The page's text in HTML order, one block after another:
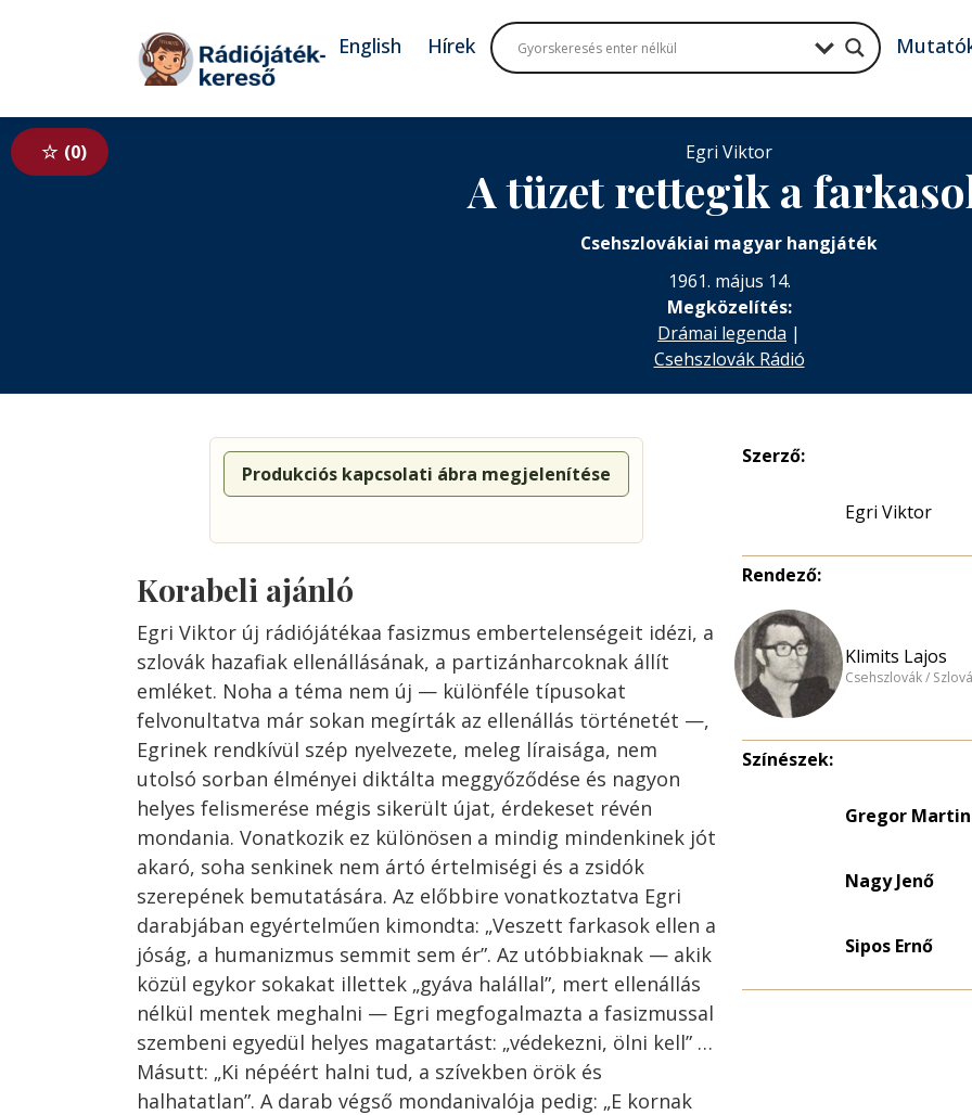
Tovább a tartalomhoz
English Hírek
0 Egri Viktor
A tüzet rettegik a
Csehszlovákiai magyar hangjáték
1961. május 14.
Megközelítés:
Drámai legenda |
Csehszlovák Rádió
Produkciós kapcsolati ábra megjelenítése
Korabeli ajánló
Egri Viktor új rádiójátékaa fasizmus embertelenségeit idézi, a
szlovák hazafiak ellenállásának, a partizánharcoknak állít
emléket. Noha a téma nem új — különféle típusokat
felvonultatva már sokan megírták az ellenállás történetét —,
Egrinek rendkívül szép nyelvezete, meleg líraisága, nem
utolsó sorban élményei diktálta meggyőződése és nagyon
helyes felismerése mégis sikerült újat, érdekeset révén
mondania. Vonatkozik ez különösen a mindig mindenkinek jót
akaró, soha senkinek nem ártó értelmiségi és a zsidók
szerepének bemutatására. Az előbbire vonatkoztatva Egri
darabjában egyértelműen kimondta: „Veszett farkasok ellen a
jóság, a humanizmus semmit sem ér”. Az utóbbiaknak — akik
közül egykor sokakat illettek „gyáva halállal”, mert ellenállás
nélkül mentek meghalni — Egri megfogalmazta a fasizmussal
szembeni egyedül helyes magatartást: „védekezni, ölni kell” …
Másutt: „Ki népéért halni tud, a szívekben örök és
halhatatlan”. A darab végső mondanivalója pedig: „E kornak
Szerző:
Egri Viktor
Rendező:
Klimits Lajos
Csehszlovák /
Színészek:
Gregor Martin
Nagy Jenő
Sipos Ernő